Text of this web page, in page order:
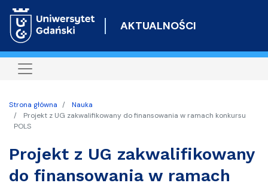
do
AKTUALNOŚCI
Strona główna
Nauka
Projekt z UG zakwalifikowany do finansowania w ramach konkursu
POLS
Projekt z UG zakwalifikowany
do finansowania w ramach